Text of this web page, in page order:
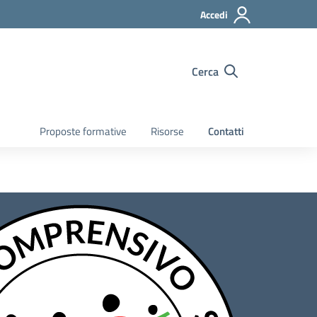
Accedi
Cerca
Proposte formative Risorse Contatti